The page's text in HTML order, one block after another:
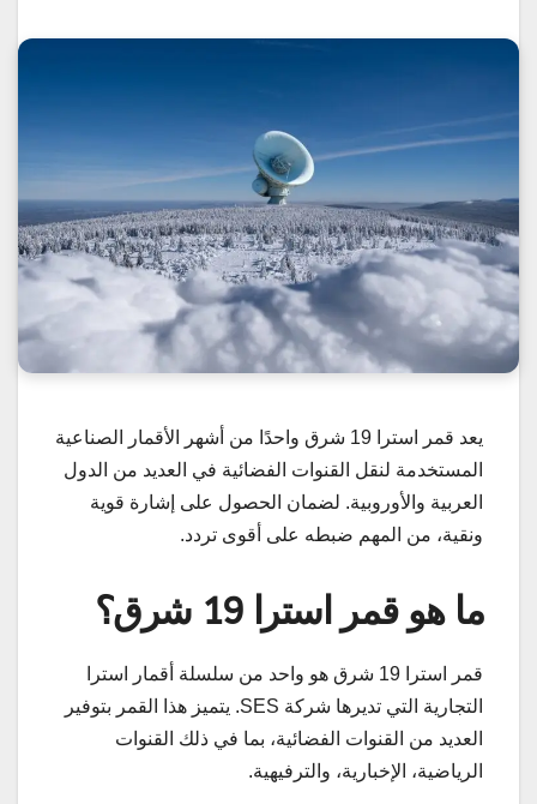
يعد قمر استرا 19 شرق واحدًا من أشهر الأقمار الصناعية
المستخدمة لنقل القنوات الفضائية في العديد من الدول
العربية والأوروبية. لضمان الحصول على إشارة قوية
ونقية، من المهم ضبطه على أقوى تردد.
ما هو قمر استرا 19 شرق؟
قمر استرا 19 شرق هو واحد من سلسلة أقمار استرا
التجارية التي تديرها شركة SES. يتميز هذا القمر بتوفير
العديد من القنوات الفضائية، بما في ذلك القنوات
الرياضية، الإخبارية، والترفيهية.